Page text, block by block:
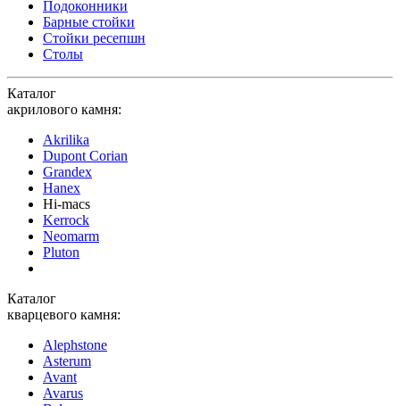
Подоконники
Барные стойки
Стойки ресепшн
Столы
Каталог
акрилового камня:
Akrilika
Dupont Corian
Grandex
Hanex
Hi-macs
Kerrock
Neomarm
Pluton
Каталог
кварцевого камня:
Alephstone
Asterum
Avant
Avarus